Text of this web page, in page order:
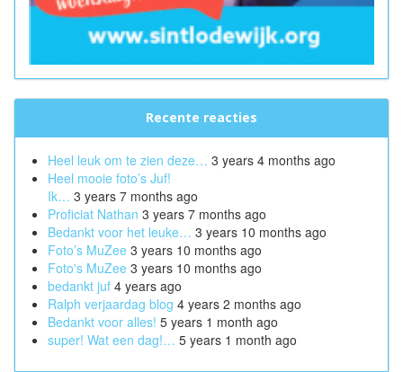
Recente reacties
Heel leuk om te zien deze… 3 years 4 months ago
Heel mooie foto’s Juf!
Ik… 3 years 7 months ago
Proficiat Nathan 3 years 7 months ago
Bedankt voor het leuke… 3 years 10 months ago
Foto’s MuZee 3 years 10 months ago
Foto's MuZee 3 years 10 months ago
bedankt juf 4 years ago
Ralph verjaardag blog 4 years 2 months ago
Bedankt voor alles! 5 years 1 month ago
super! Wat een dag!… 5 years 1 month ago